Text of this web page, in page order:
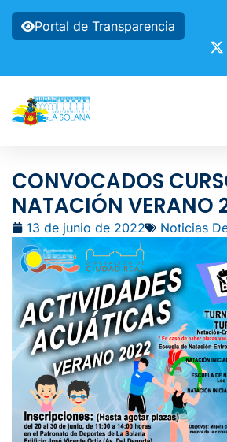
Portal de Transparencia
CONVOCADOS
NATACIÓN VERANO
13 de junio de 2022 Noticias